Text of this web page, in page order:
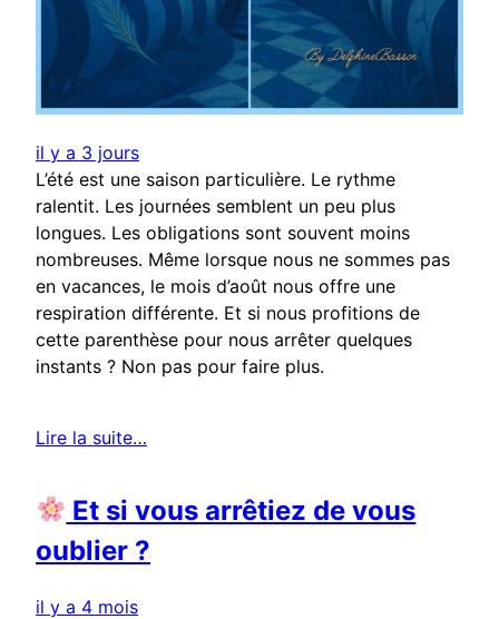
il y a 3 jours
L’été est une saison particulière. Le rythme
ralentit. Les journées semblent un peu plus
longues. Les obligations sont souvent moins
nombreuses. Même lorsque nous ne sommes pas
en vacances, le mois d’août nous offre une
respiration différente. Et si nous profitions de
cette parenthèse pour nous arrêter quelques
instants ? Non pas pour faire plus.
Lire la suite…
Et si vous arrêtiez de vous
oublier ?
il y a 4 mois